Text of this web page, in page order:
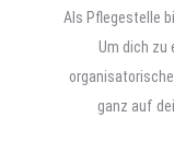
Als Pflegestelle
Um dich zu
ganz auf